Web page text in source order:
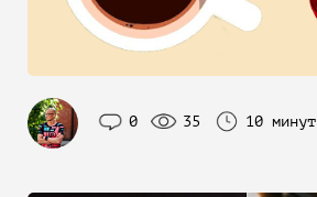
0 35 10 минут